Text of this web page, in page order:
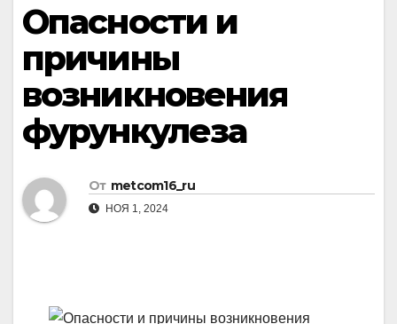
Опасности и
причины
возникновения
фурункулеза
От metcom16_ru
НОЯ 1, 2024